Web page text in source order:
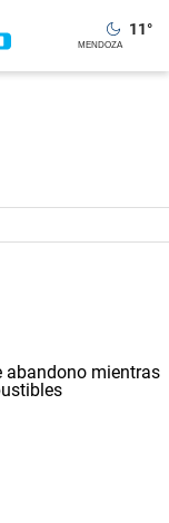
11°